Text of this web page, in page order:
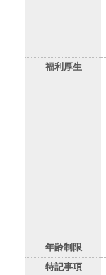
福利厚生
年齢制限
特記事項